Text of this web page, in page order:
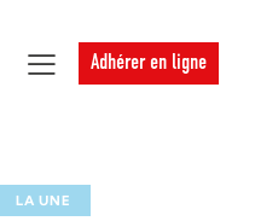
Adhérer en ligne
LA UNE